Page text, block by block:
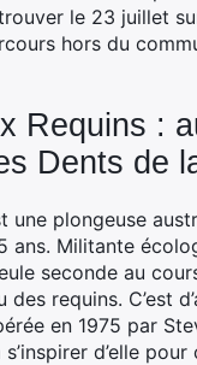
le 23 juillet
hors du
Requins :
Dents de
une plongeuse
ans. Militante
seconde au
requins. C’est
en 1975 par
d’elle